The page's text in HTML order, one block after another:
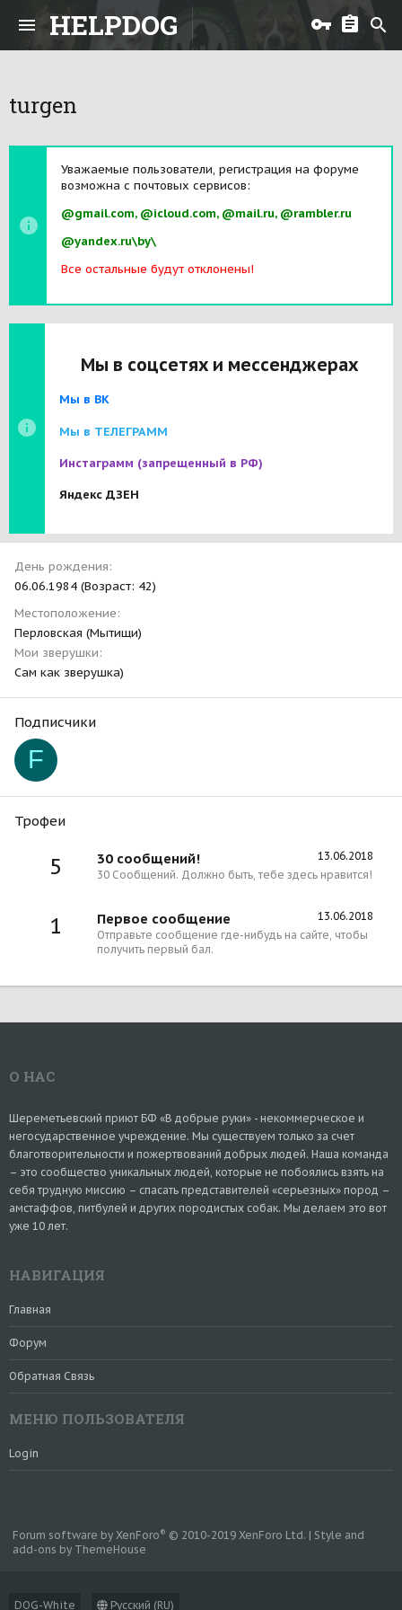
HELPDOG
turgen
Уважаемые пользователи, регистрация на форуме
возможна с почтовых сервисов:
@gmail.com, @icloud.com, @mail.ru, @rambler.ru
@yandex.ru\by\
Все остальные будут отклонены!
Мы в соцсетях и мессенджерах
Мы в ВК
Мы в ТЕЛЕГРАММ
Инстаграмм (запрещенный в РФ)
Яндекс ДЗЕН
День рождения
06.06.1984 (Возраст: 42)
Местоположение
Перловская (Мытищи)
Мои зверушки
Сам как зверушка)
Подписчики
F
Трофеи
5 13.06.2018
30 сообщений!
30 Сообщений. Должно быть, тебе здесь нравится!
1 13.06.2018
Первое сообщение
Отправьте сообщение где-нибудь на сайте, чтобы
получить первый бал.
О НАС
Шереметьевский приют БФ «В добрые руки» - некоммерческое и
негосударственное учреждение. Мы существуем только за счет
благотворительности и пожертвований добрых людей. Наша команда
– это сообщество уникальных людей, которые не побоялись взять на
себя трудную миссию – спасать представителей «серьезных» пород –
амстаффов, питбулей и других породистых собак. Мы делаем это вот
уже 10 лет.
НАВИГАЦИЯ
Главная
Форум
Обратная Связь
МЕНЮ ПОЛЬЗОВАТЕЛЯ
Login
DOG-White Русский (RU)
Forum software by XenForo® © 2010-2019 XenForo Ltd. | Style and
add-ons by ThemeHouse